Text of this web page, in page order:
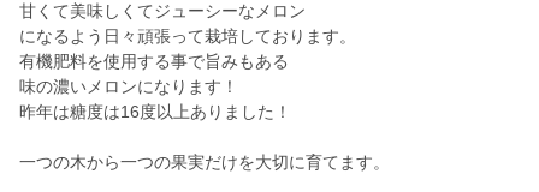
甘くて美味しくてジューシーなメロン
になるよう日々頑張って栽培しております。
有機肥料を使用する事で旨みもある
味の濃いメロンになります！
昨年は糖度は16度以上ありました！
一つの木から一つの果実だけを大切に育てます。